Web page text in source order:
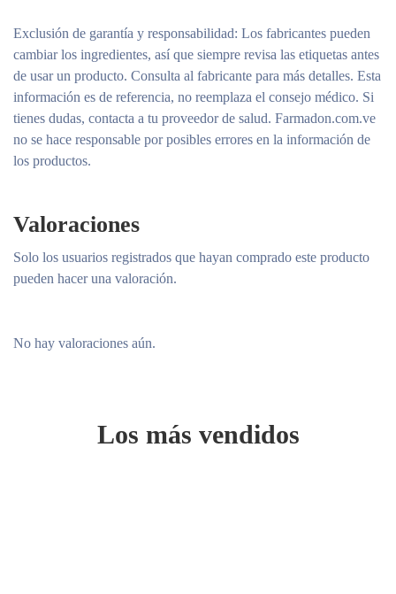
Exclusión de garantía y responsabilidad: Los fabricantes pueden
cambiar los ingredientes, así que siempre revisa las etiquetas antes
de usar un producto. Consulta al fabricante para más detalles. Esta
información es de referencia, no reemplaza el consejo médico. Si
tienes dudas, contacta a tu proveedor de salud. Farmadon.com.ve
no se hace responsable por posibles errores en la información de
los productos.
Valoraciones
No hay valoraciones aún.
Solo los usuarios registrados que hayan comprado este producto
pueden hacer una valoración.
Los más vendidos